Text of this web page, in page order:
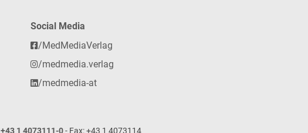
Social Media
/MedMediaVerlag
/medmedia.verlag
/medmedia-at